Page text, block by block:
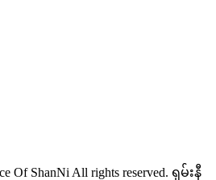
Of ShanNi All rights reserved. ရှမ်းနီ